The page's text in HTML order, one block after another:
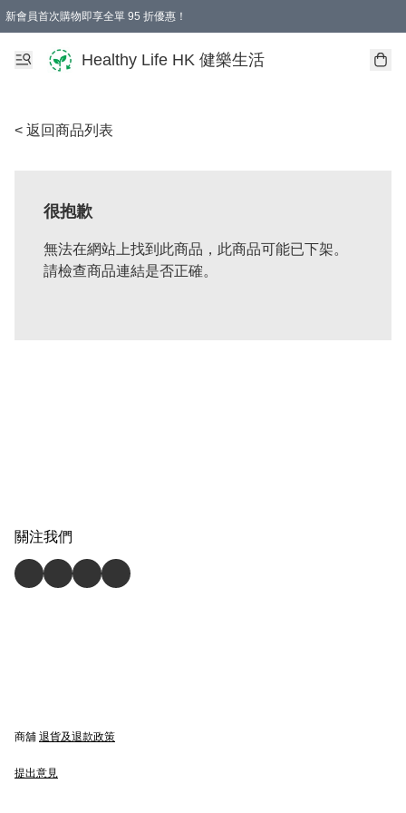
新會員首次購物即享全單 95 折優惠！
Healthy Life HK 健樂生活
< 返回商品列表
很抱歉
無法在網站上找到此商品，此商品可能已下架。
請檢查商品連結是否正確。
關注我們
商舖 退貨及退款政策
提出意見